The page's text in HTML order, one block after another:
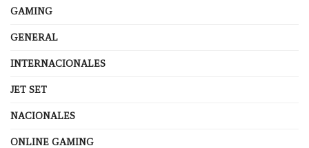
GAMING
GENERAL
INTERNACIONALES
JET SET
NACIONALES
ONLINE GAMING